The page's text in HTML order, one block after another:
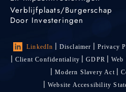
Verblijfplaats/burgerschap
Door Investeringen
LinkedIn Disclaimer Privacy
Client Confidentiality
GDPR
Modern Slavery Act
Website Accessibility